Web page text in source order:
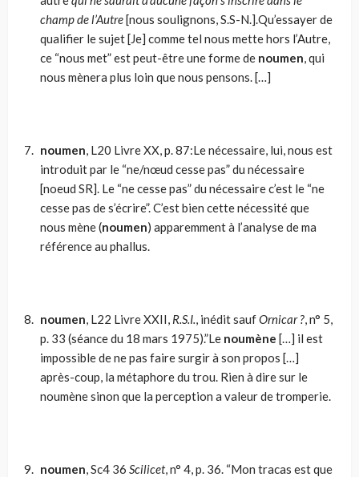
champ de l’Autre[nous soulignons, S.S-N.].Qu’essayer de
qualifier le sujet [Je] comme tel nous mette hors l’Autre,
ce “nous met” est peut-être une forme de noumen, qui
nous mènera plus loin que nous pensons. […]
noumen, L20 Livre XX, p. 87:Le nécessaire, lui, nous est
introduit par le “ne/nœud cesse pas” du né­cessaire
[noeud SR]. Le “ne cesse pas” du nécessaire c’est le “ne
cesse pas de s’écrire”. C’est bien cette nécessité que
nous mène (noumen) ap­paremment à l’analyse de ma
référence au phallus.
noumen, L22 Livre XXII, R.S.I., inédit saufOrnicar ?, n° 5,
p. 33 (séance du 18 mars 1975).”Le noumène […] il est
impossible de ne pas faire surgir à son propos […]
après-coup, la métaphore du trou. Rien à dire sur le
noumène sinon que la perception a valeur de tromperie.
noumen, Sc4 36 Scilicet, n° 4, p. 36. “Mon tracas est que